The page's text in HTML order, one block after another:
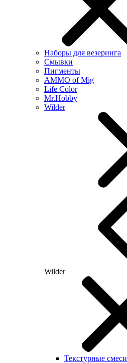
Наборы для везеринга
Смывки
Пигменты
AMMO of Mig
Life Color
Mr.Hobby
Wilder
Wilder
Текстурные смеси